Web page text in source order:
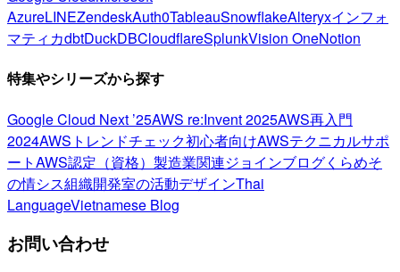
AzureLINEZendeskAuth0TableauSnowflakeAlteryxインフォ
マティカdbtDuckDBCloudflareSplunkVision OneNotion
特集やシリーズから探す
Google Cloud Next ’25AWS re:Invent 2025AWS再入門
2024AWSトレンドチェック初心者向けAWSテクニカルサポ
ートAWS認定（資格） 製造業関連ジョインブログくらめそ
の情シス組織開発室の活動デザインThai
LanguageVietnamese Blog
お問い合わせ